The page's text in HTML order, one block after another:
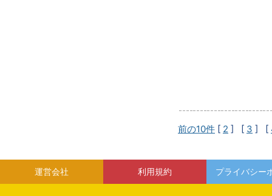
前の10件 [ 2 ] [ 3 ] [
運営会社 利用規約 プライバシー